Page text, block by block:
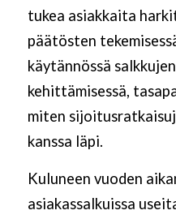
tukea asiakkaita
päätösten
käytännössä
kehittämisessä,
miten
kanssa läpi.
Kuluneen vuoden
asiakassalkuissa